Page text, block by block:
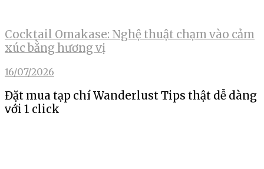
Cocktail Omakase: Nghệ thuật chạm vào cảm
xúc bằng hương vị
16/07/2026
Đặt mua tạp chí Wanderlust Tips thật dễ dàng
với 1 click